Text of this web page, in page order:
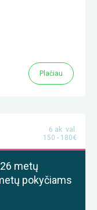
Plačiau
6 ak. val.
150 - 180€
metų
pokyčiams